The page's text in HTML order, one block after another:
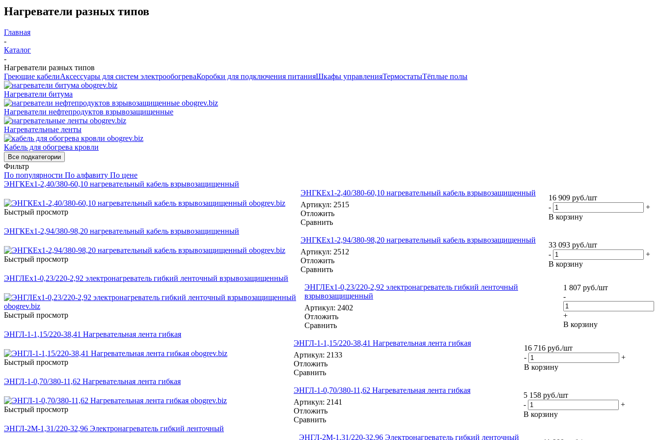
Нагреватели разных типов
Главная
-
Каталог
-
Нагреватели разных типов
Греющие кабелиАксессуары для систем электрообогреваКоробки для подключения питанияШкафы управленияТермостатыТёплые полы
Нагреватели битума
Нагреватели нефтепродуктов взрывозащищенные
Нагревательные ленты
Кабель для обогрева кровли
Все подкатегории
Фильтр
По популярности По алфавиту По цене
ЭНГКЕх1-2,40/380-60,10 нагревательный кабель взрывозащищенный
Быстрый просмотр
ЭНГКЕх1-2,40/380-60,10 нагревательный кабель взрывозащищенный
Артикул: 2515
Отложить
Сравнить
16 909 руб./шт
-
+
В корзину
ЭНГКЕх1-2,94/380-98,20 нагревательный кабель взрывозащищенный
Быстрый просмотр
ЭНГКЕх1-2,94/380-98,20 нагревательный кабель взрывозащищенный
Артикул: 2512
Отложить
Сравнить
33 093 руб./шт
-
+
В корзину
ЭНГЛЕх1-0,23/220-2,92 электронагреватель гибкий ленточный взрывозащищенный
Быстрый просмотр
ЭНГЛЕх1-0,23/220-2,92 электронагреватель гибкий ленточный
взрывозащищенный
Артикул: 2402
Отложить
Сравнить
1 807 руб./шт
-
+
В корзину
ЭНГЛ-1-1,15/220-38,41 Нагревательная лента гибкая
Быстрый просмотр
ЭНГЛ-1-1,15/220-38,41 Нагревательная лента гибкая
Артикул: 2133
Отложить
Сравнить
16 716 руб./шт
-
+
В корзину
ЭНГЛ-1-0,70/380-11,62 Нагревательная лента гибкая
Быстрый просмотр
ЭНГЛ-1-0,70/380-11,62 Нагревательная лента гибкая
Артикул: 2141
Отложить
Сравнить
5 158 руб./шт
-
+
В корзину
ЭНГЛ-2М-1,31/220-32,96 Электронагреватель гибкий ленточный
ЭНГЛ-2М-1,31/220-32,96 Электронагреватель гибкий ленточный